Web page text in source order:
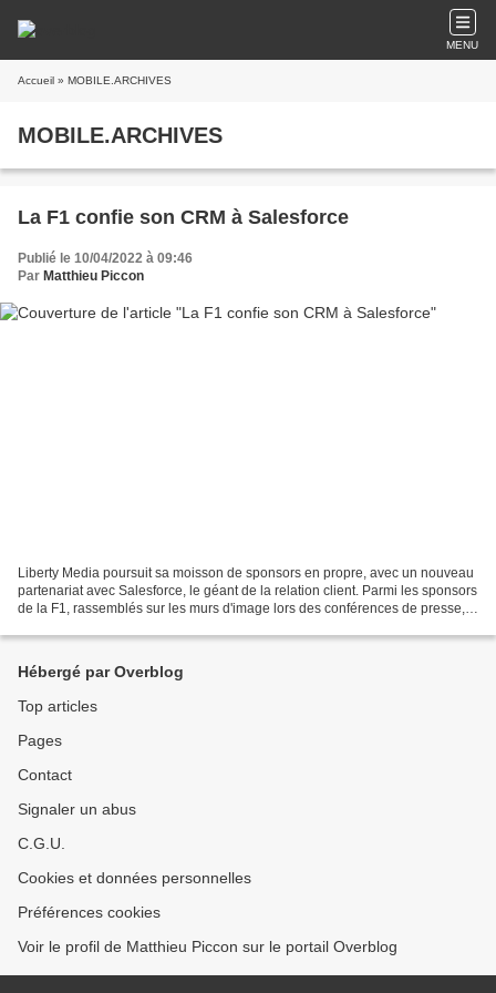
MENU
Accueil » MOBILE.ARCHIVES
MOBILE.ARCHIVES
La F1 confie son CRM à Salesforce
Publié le 10/04/2022 à 09:46
Par Matthieu Piccon
Liberty Media poursuit sa moisson de sponsors en propre, avec un nouveau
partenariat avec Salesforce, le géant de la relation client. Parmi les sponsors
de la F1, rassemblés sur les murs d'image lors des conférences de presse,
Hébergé par Overblog
Top articles
Pages
Contact
Signaler un abus
C.G.U.
Cookies et données personnelles
Préférences cookies
Voir le profil de Matthieu Piccon sur le portail Overblog